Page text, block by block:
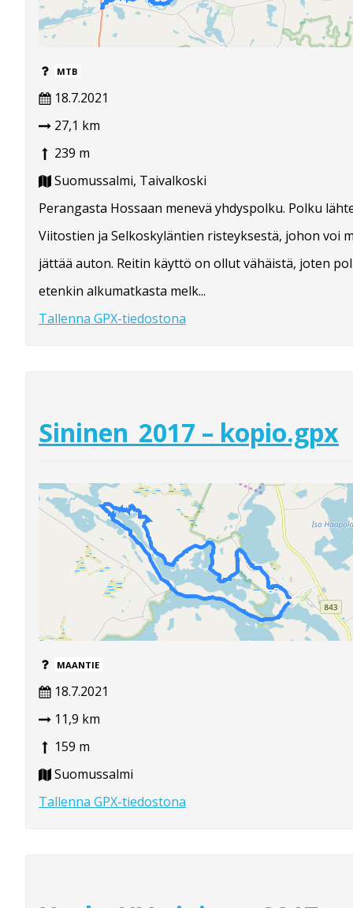
MTB
18.7.2021
27,1 km
239 m
Suomussalmi, Taivalkoski
Perangasta Hossaan menevä yhdyspolku. Polku
Viitostien ja Selkoskyläntien risteyksestä, johon voi
jättää auton. Reitin käyttö on ollut vähäistä, joten
etenkin alkumatkasta melk...
Tallenna GPX-tiedostona
Sininen_2017 – kopio.gpx
MAANTIE
18.7.2021
11,9 km
159 m
Suomussalmi
Tallenna GPX-tiedostona